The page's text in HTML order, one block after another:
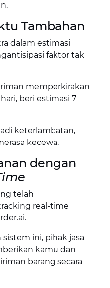
Tambahan
dalam estimasi
faktor tak
memperkirakan
beri estimasi 7
keterlambatan,
kecewa.
dengan
telah
real-time
ini, pihak jasa
kamu dan
barang secara